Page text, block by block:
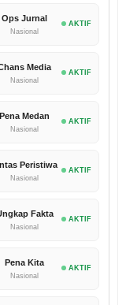
Ops Jurnal
Nasional
AKTIF
Media
Nasional
AKTIF
Pena Medan
Nasional
AKTIF
Peristiwa
Nasional
AKTIF
Fakta
Nasional
AKTIF
Pena Kita
Nasional
AKTIF